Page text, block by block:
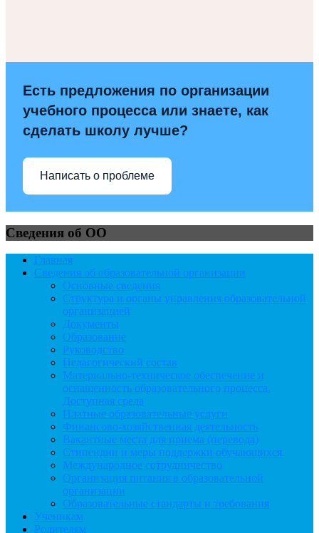
Есть предложения по организации
учебного процесса или знаете, как
сделать школу лучше?
Написать о проблеме
Сведения об ОО
Главная
Сведения об образовательной организации
Основные сведения
Структура и органы управления образовательной
организацией
Документы
Образование
Руководство
Педагогический состав
Материально-техническое обеспечение и
оснащенность образовательного процесса.
Доступная среда
Платные образовательные услуги
Финансово-хозяйственная деятельность
Вакантные места для приема (перевода)
Стипендии и меры поддержки обучающихся
Международное сотрудничество
Организация питания в образовательной
организации
Образовательные стандарты и требования
Ученикам
Родителям